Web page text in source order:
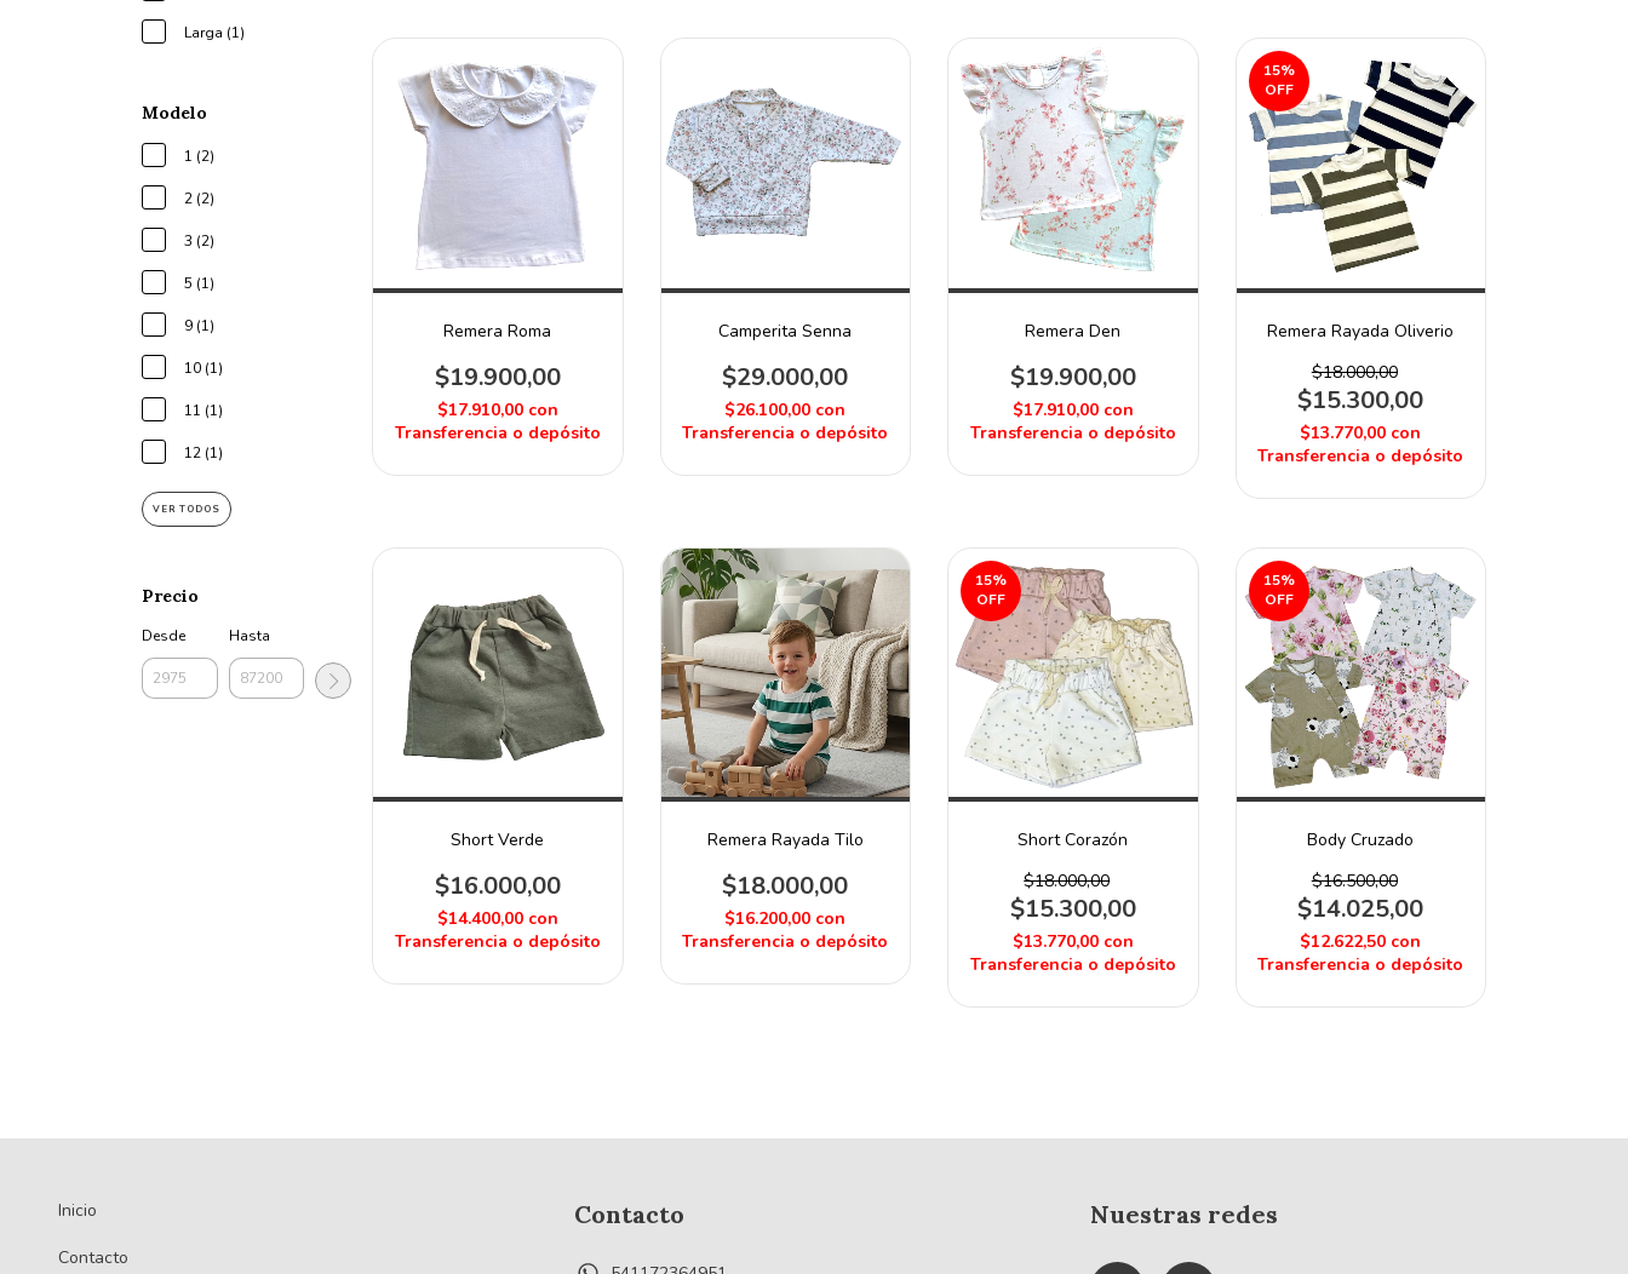
Larga (1)
Modelo
1 (2)
2 (2)
3 (2)
5 (1)
9 (1)
10 (1)
11 (1)
12 (1)
VER TODOS
Precio
Desde Hasta
Remera Roma
$19.900,00
$17.910,00 con
Transferencia o depósito
Camperita Senna
$29.000,00
$26.100,00 con
Transferencia o depósito
Remera Den
$19.900,00
$17.910,00 con
Transferencia o depósito
15%
OFF
Remera Rayada Oliverio
$18.000,00
$15.300,00
$13.770,00 con
Transferencia o depósito
Short Verde
$16.000,00
$14.400,00 con
Transferencia o depósito
Remera Rayada Tilo
$18.000,00
$16.200,00 con
Transferencia o depósito
15%
OFF
Short Corazón
$18.000,00
$15.300,00
$13.770,00 con
Transferencia o depósito
15%
OFF
Body Cruzado
$16.500,00
$14.025,00
$12.622,50 con
Transferencia o depósito
Inicio
Contacto
Contacto Nuestras redes